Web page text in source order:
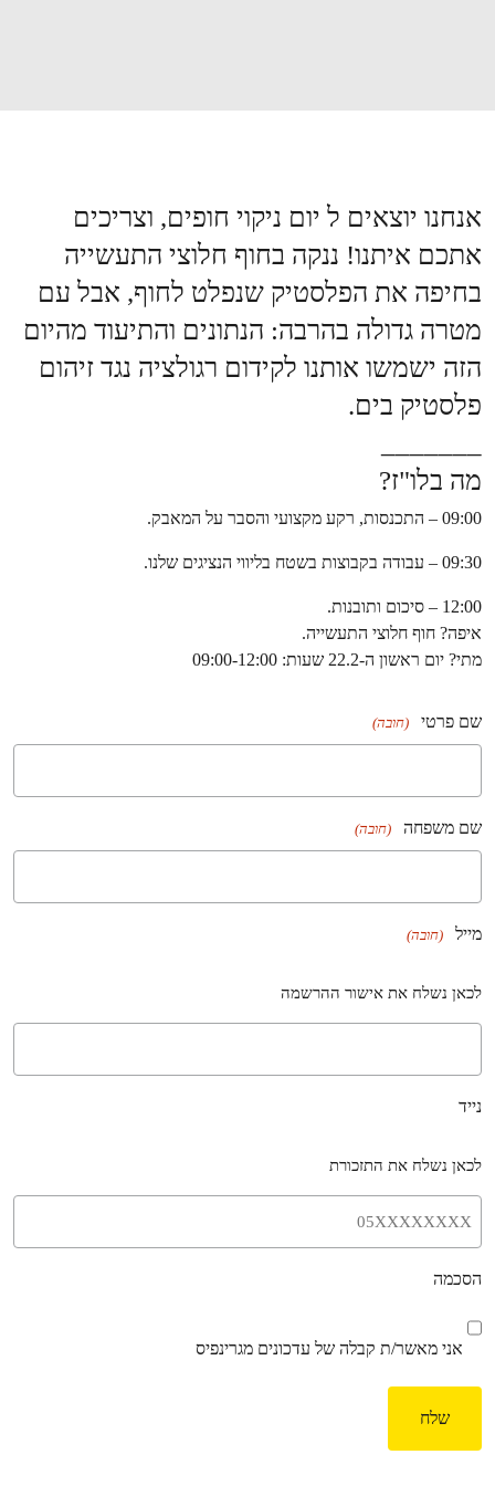
אנחנו יוצאים ל יום ניקוי חופים, וצריכים
אתכם איתנו! ננקה בחוף חלוצי התעשייה
בחיפה את הפלסטיק שנפלט לחוף, אבל עם
מטרה גדולה בהרבה: הנתונים והתיעוד מהיום
הזה ישמשו אותנו לקידום רגולציה נגד זיהום
פלסטיק בים.
מה בלו"ז?
09:00 – התכנסות, רקע מקצועי והסבר על המאבק.
09:30 – עבודה בקבוצות בשטח בליווי הנציגים שלנו.
12:00 – סיכום ותובנות.
איפה? חוף חלוצי התעשייה.
מתי? יום ראשון ה-22.2 שעות: 09:00-12:00
שם פרטי (חובה)
שם משפחה (חובה)
מייל (חובה)
לכאן נשלח את אישור ההרשמה
נייד
לכאן נשלח את התזכורת
הסכמה
אני מאשר/ת קבלה של עדכונים מגרינפיס